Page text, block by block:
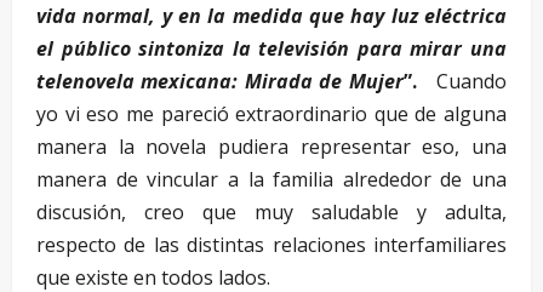
vida normal, y en la medida que hay luz eléctrica
el público sintoniza la televisión para mirar una
telenovela mexicana: Mirada de Mujer”.
Cuando
yo vi eso me pareció extraordinario que de alguna
manera la novela pudiera representar eso, una
manera de vincular a la familia alrededor de una
discusión, creo que muy saludable y adulta,
respecto de las distintas relaciones interfamiliares
que existe en todos lados.